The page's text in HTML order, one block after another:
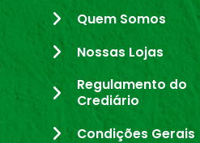
Quem Somos
Nossas Lojas
Regulamento do
Crediário
Condições Gerais